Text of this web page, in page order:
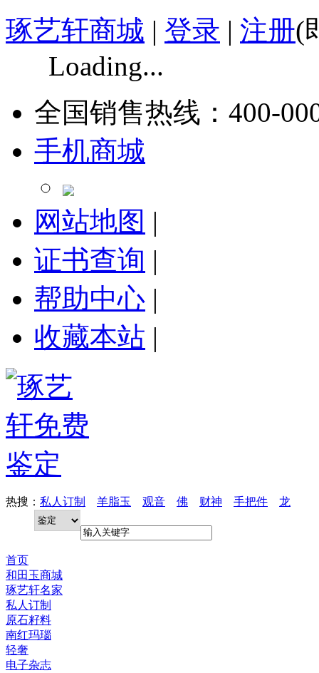
琢艺轩商城 | 登录 | 注册(
Loading...
全国销售热线： 400-
手机商城
网站地图 |
证书查询 |
帮助中心 |
收藏本站 |
热搜： 私人订制 羊脂玉 观音 佛 财神 手把件 龙
首页
和田玉商城
琢艺轩名家
私人订制
原石籽料
南红玛瑙
轻奢
电子杂志